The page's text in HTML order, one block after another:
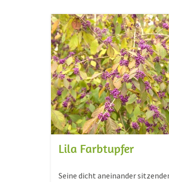
Lila Farbtupfer
Seine dicht aneinander